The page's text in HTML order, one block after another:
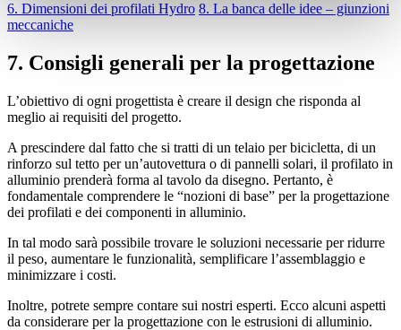
6. Dimensioni dei profilati Hydro 8. La banca delle idee – giunzioni
meccaniche
7. Consigli generali per la progettazione
L’obiettivo di ogni progettista è creare il design che risponda al
meglio ai requisiti del progetto.
A prescindere dal fatto che si tratti di un telaio per bicicletta, di un
rinforzo sul tetto per un’autovettura o di pannelli solari, il profilato in
alluminio prenderà forma al tavolo da disegno. Pertanto, è
fondamentale comprendere le “nozioni di base” per la progettazione
dei profilati e dei componenti in alluminio.
In tal modo sarà possibile trovare le soluzioni necessarie per ridurre
il peso, aumentare le funzionalità, semplificare l’assemblaggio e
minimizzare i costi.
Inoltre, potrete sempre contare sui nostri esperti. Ecco alcuni aspetti
da considerare per la progettazione con le estrusioni di alluminio.